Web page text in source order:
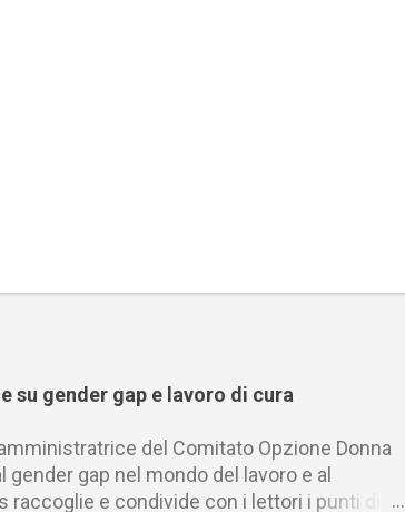
su gender gap e lavoro di cura
del Comitato Opzione Donna
gender gap nel mondo del lavoro e al
e condivide con i lettori i punti di